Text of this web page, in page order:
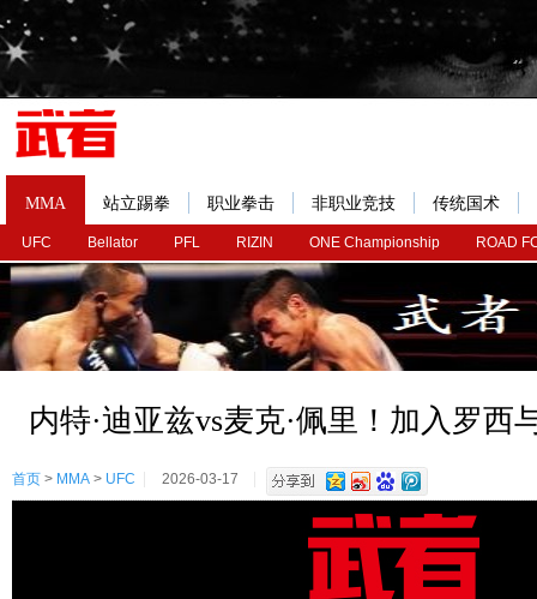
MMA
UFC Bellator PFL RIZIN ONE Championship ROAD
站立踢拳 职业拳击 非职业竞技 传统国术
内特·迪亚兹vs麦克·佩里！加入罗西
首页 > MMA > UFC 2026-03-17